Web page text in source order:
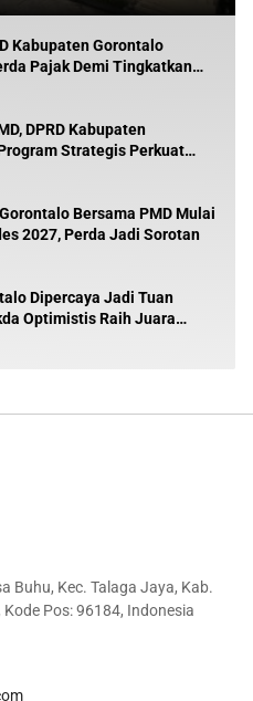
Kabupaten Gorontalo
Pajak Demi Tingkatkan
DPRD Kabupaten
Strategis Perkuat
Bersama PMD Mulai
2027, Perda Jadi Sorotan
Dipercaya Jadi Tuan
Optimistis Raih Juara
Buhu, Kec. Talaga Jaya, Kab.
Pos: 96184, Indonesia